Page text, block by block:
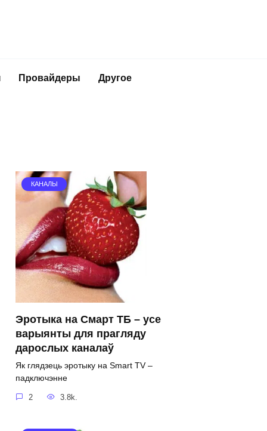
Провайдеры Другое
КАНАЛЫ
Эротыка на Смарт ТБ – усе
варыянты для прагляду
дарослых каналаў
Як глядзець эротыку на Smart TV –
падключэнне
2 3.8k.